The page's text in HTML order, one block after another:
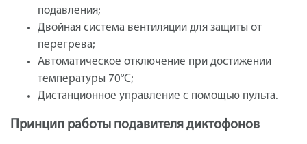
подавления;
Двойная система вентиляции для защиты от
перегрева;
Автоматическое отключение при достижении
температуры 70°C;
Дистанционное управление с помощью пульта.
Принцип работы подавителя диктофонов